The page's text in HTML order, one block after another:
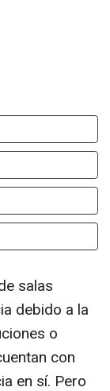
salas
debido a la
o
con
en sí. Pero